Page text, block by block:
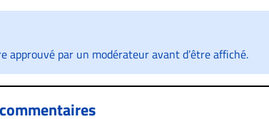
approuvé par un modérateur avant d’être affiché.